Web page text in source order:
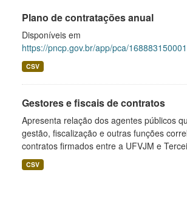
Plano de contratações anual
Disponíveis em
https://pncp.gov.br/app/pca/
CSV
Gestores e fiscais de contratos
Apresenta relação dos agentes públicos
gestão, fiscalização e outras funções
contratos firmados entre a UFVJM e
CSV